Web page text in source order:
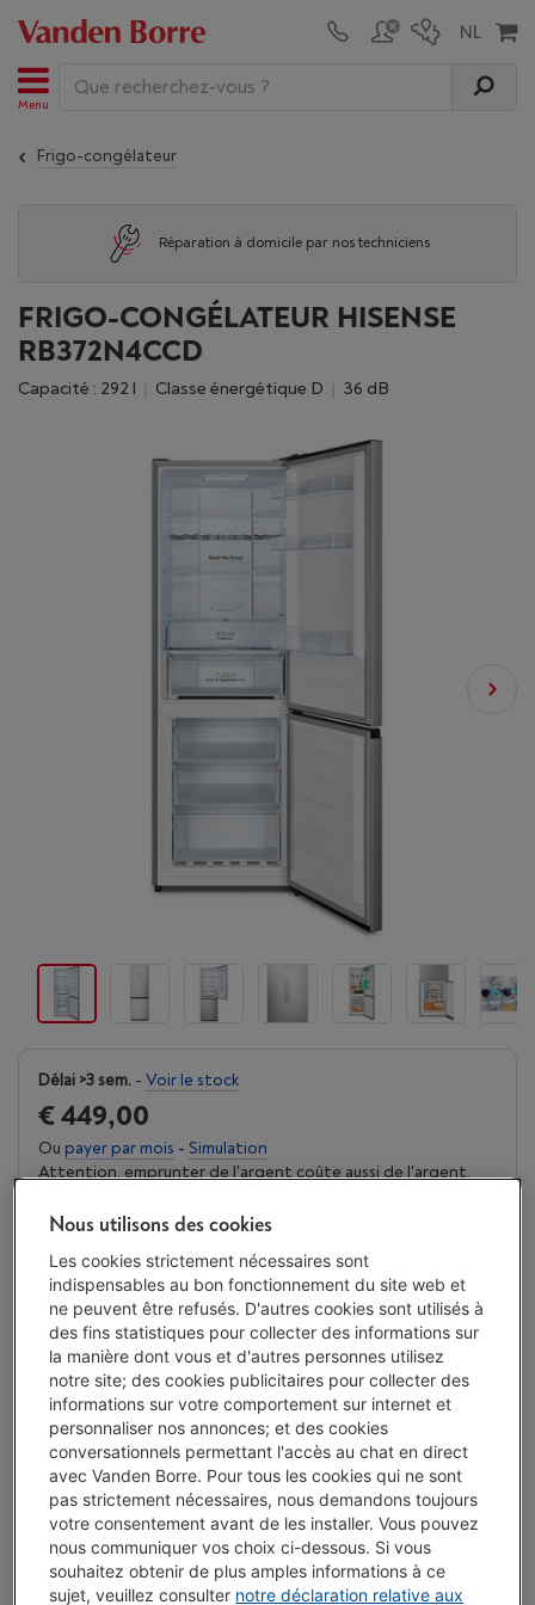
Menu
Frigo-congélateur
Réparation à domicile par nos techniciens
FRIGO-CONGÉLATEUR HISENSE
RB372N4CCD
Capacité : 292 l Classe énergétique D 36 dB
Délai >3 sem. - Voir le stock
€ 449,00
Ou payer par mois - Simulation
Attention, emprunter de l'argent coûte aussi de l'argent.
J'achète
Comparer
Vanden Borre Life Gros électro
€ 14,99/ mois
Prolongez la durée de vie de vos appareils avec un seul
abonnement
Ce produit serait couvert10 ansaprès votre achat.
Plus d'infos
Atouts
Nous utilisons des cookies
Les cookies strictement nécessaires sont
indispensables au bon fonctionnement du site web et
ne peuvent être refusés. D'autres cookies sont utilisés à
des fins statistiques pour collecter des informations sur
la manière dont vous et d'autres personnes utilisez
notre site; des cookies publicitaires pour collecter des
informations sur votre comportement sur internet et
personnaliser nos annonces; et des cookies
conversationnels permettant l'accès au chat en direct
avec Vanden Borre. Pour tous les cookies qui ne sont
pas strictement nécessaires, nous demandons toujours
votre consentement avant de les installer. Vous pouvez
nous communiquer vos choix ci-dessous. Si vous
souhaitez obtenir de plus amples informations à ce
sujet, veuillez consulter notre déclaration relative aux